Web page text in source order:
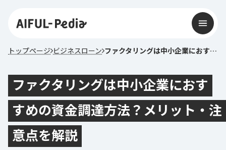
トップページ ビジネスローン ファクタリングは中小企業におすすめの資金調達方法？メリット・注意点を解説
ファクタリングは中小企業におす
すめの資金調達方法？メリット・注
意点を解説